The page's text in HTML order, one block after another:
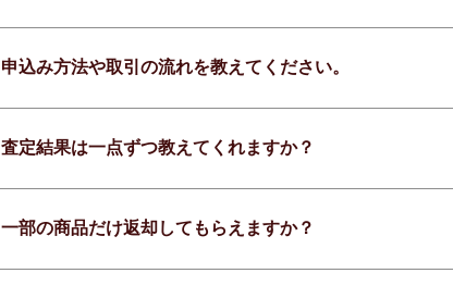
申込み方法や取引の流れを教えてください。
査定結果は一点ずつ教えてくれますか？
一部の商品だけ返却してもらえますか？